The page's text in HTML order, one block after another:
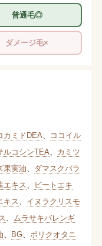
普通毛◎
ダメージ毛×
カミドDEA
ココイル
ルコシンTEA
カミツ
果実油
ダマスクバラ
エキス
ビートエキ
キス
イヌラクリスモ
ムラサキバレンギ
BG、 ポリクオタニ